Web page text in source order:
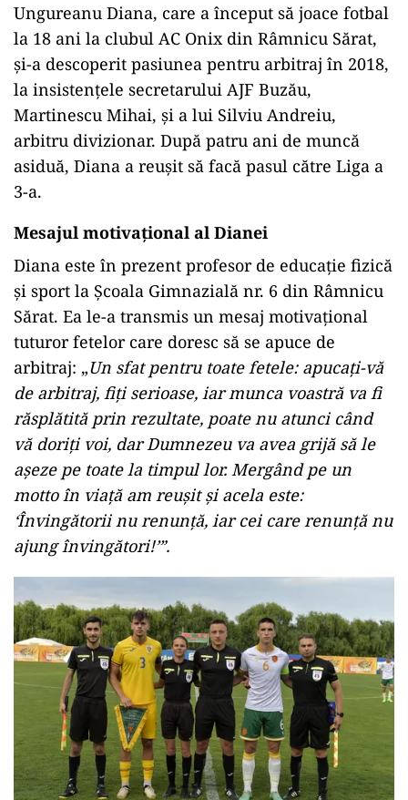
Ungureanu Diana, care a început să joace fotbal
la 18 ani la clubul AC Onix din Râmnicu Sărat,
și-a descoperit pasiunea pentru arbitraj în 2018,
la insistențele secretarului AJF Buzău,
Martinescu Mihai, și a lui Silviu Andreiu,
arbitru divizionar. După patru ani de muncă
asiduă, Diana a reușit să facă pasul către Liga a
3-a.
Mesajul motivațional al Dianei
Diana este în prezent profesor de educație fizică
și sport la Școala Gimnazială nr. 6 din Râmnicu
Sărat. Ea le-a transmis un mesaj motivațional
tuturor fetelor care doresc să se apuce de
arbitraj: „Un sfat pentru toate fetele: apucați-vă
de arbitraj, fiți serioase, iar munca voastră va fi
răsplătită prin rezultate, poate nu atunci când
vă doriți voi, dar Dumnezeu va avea grijă să le
așeze pe toate la timpul lor. Mergând pe un
motto în viață am reușit și acela este:
‘Învingătorii nu renunță, iar cei care renunță nu
ajung învingători!’”.